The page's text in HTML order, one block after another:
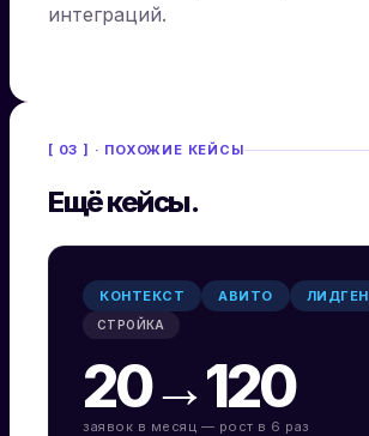
интеграций.
[ 03 ] · ПОХОЖИЕ КЕЙСЫ
Ещё кейсы.
КОНТЕКСТ АВИТО ЛИДГЕН
СТРОЙКА
20→120
заявок в месяц — рост в 6 раз